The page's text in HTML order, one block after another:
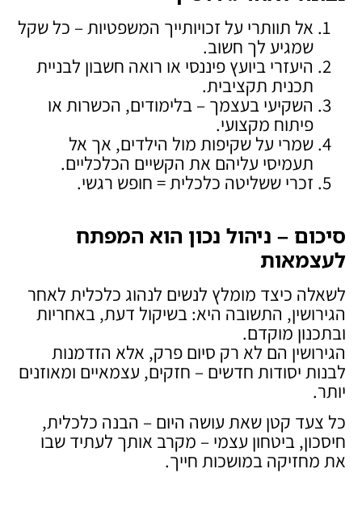
אל תוותרי על זכויותייך המשפטיות – כל שקל
שמגיע לך חשוב.
היעזרי ביועץ פיננסי או רואה חשבון לבניית
תכנית תקציבית.
השקיעי בעצמך – בלימודים, הכשרות או
פיתוח מקצועי.
שמרי על שקיפות מול הילדים, אך אל
תעמיסי עליהם את הקשיים הכלכליים.
זכרי ששליטה כלכלית = חופש רגשי.
סיכום – ניהול נכון הוא המפתח
לעצמאות
לשאלה כיצד מומלץ לנשים לנהוג כלכלית לאחר
הגירושין, התשובה היא: בשיקול דעת, באחריות
ובתכנון מוקדם.
הגירושין הם לא רק סיום פרק, אלא הזדמנות
לבנות יסודות חדשים – חזקים, עצמאיים ומאוזנים
יותר.
כל צעד קטן שאת עושה היום – הבנה כלכלית,
חיסכון, ביטחון עצמי – מקרב אותך לעתיד שבו
את מחזיקה במושכות חייך.